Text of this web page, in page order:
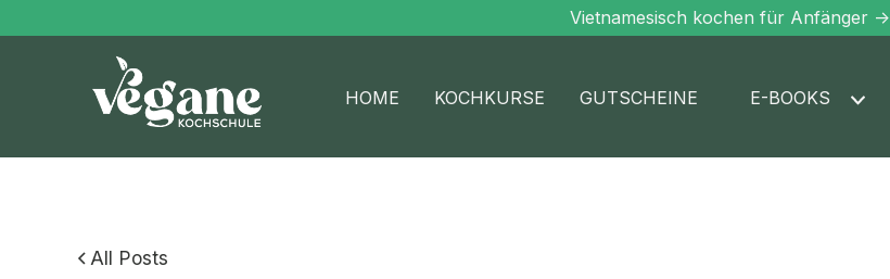
Vietnamesisch kochen für Anfänger ->
HOME KOCHKURSE GUTSCHEINE E-BOOKS
All Posts